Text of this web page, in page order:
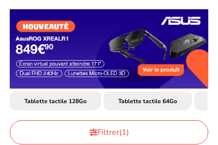
Tablette tactile 128Go Tablette tactile 64Go
Filtrer(1)